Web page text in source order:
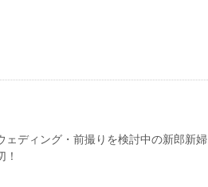
ェディング・前撮りを検討中の新郎新婦